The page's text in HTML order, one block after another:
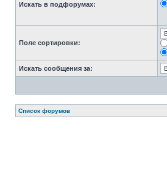
Искать в подфорумах:
Поле сортировки:
Искать сообщения за:
Список форумов